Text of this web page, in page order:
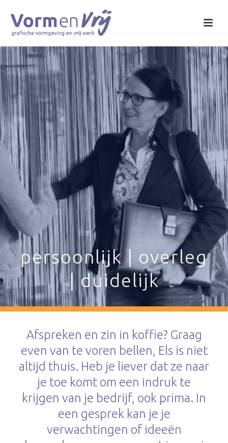
persoonlijk | overleg
| duidelijk
Afspreken en zin in koffie? Graag
even van te voren bellen, Els is niet
altijd thuis. Heb je liever dat ze naar
je toe komt om een indruk te
krijgen van je bedrijf, ook prima. In
een gesprek kan je je
verwachtingen of ideeën